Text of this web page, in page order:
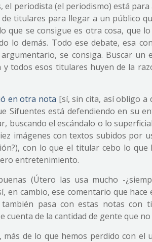
el periodista (el periodismo) está
titulares para llegar a un público
que se consigue es otra cosa, que
lo demás. Todo ese debate, esa
se consiga. Buscar un
todos esos titulares huyen de la
en otra nota [sí, sin cita, así obligo a
Sifuentes está defendiendo en su
buscando el escándalo o lo
imágenes con textos subidos por
con lo que el titular cebo lo
entretenimiento.
(Útero las usa mucho -
en cambio, ese comentario que
pasa con estas notas con
cuenta de la cantidad de gente que
de lo que hemos perdido con el